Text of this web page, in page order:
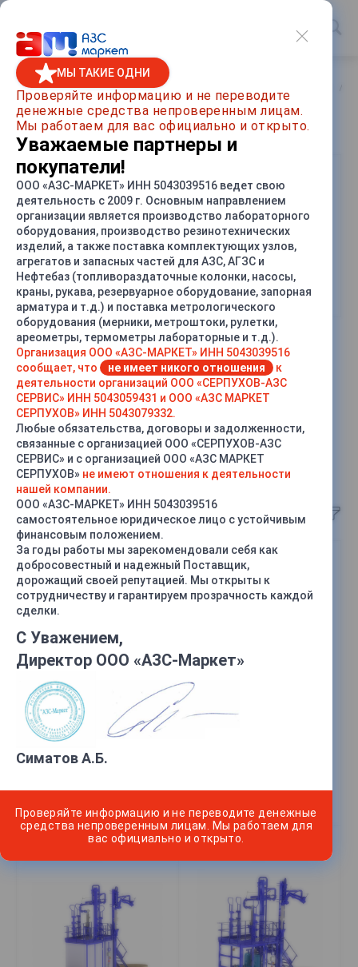
Главная / Каталог товаров
С обогревом
Автоматизированный
топливо-наливной
комплекс. Верхний налив на
две стороны(2)
Автоматизированный
топливо-наливной
комплекс. Верхний налив на
одну сторону
Автоматизированный
топливо-наливной
комплекс. Несколько
площадок
Сортировка
Эстакада налива а/м
- узел учета в боксе
(Одна площадка)
ЗАКАЗАТЬ ЗАКАЗАТЬ
МЫ ТАКИЕ ОДНИ
Проверяйте информацию и не переводите
денежные средства непроверенным лицам.
Мы работаем для вас официально и открыто.
Уважаемые партнеры и
покупатели!
ООО «АЗС-МАРКЕТ» ИНН 5043039516 ведет свою
деятельность с 2009 г. Основным направлением
организации является производство лабораторного
оборудования, производство резинотехнических
изделий, а также поставка комплектующих узлов,
агрегатов и запасных частей для АЗС, АГЗС и
Нефтебаз (топливораздаточные колонки, насосы,
краны, рукава, резервуарное оборудование, запорная
арматура и т.д.) и поставка метрологического
оборудования (мерники, метроштоки, рулетки,
ареометры, термометры лабораторные и т.д.).
Организация ООО «АЗС-МАРКЕТ» ИНН 5043039516
сообщает, что
не имеет никого отношения
к
деятельности организаций ООО «СЕРПУХОВ-АЗС
СЕРВИС» ИНН 5043059431 и ООО «АЗС МАРКЕТ
СЕРПУХОВ» ИНН 5043079332.
Любые обязательства, договоры и задолженности,
связанные с организацией ООО «СЕРПУХОВ-АЗС
СЕРВИС» и с организацией ООО «АЗС МАРКЕТ
СЕРПУХОВ» не имеют отношения к деятельности
нашей компании.
ООО «АЗС-МАРКЕТ» ИНН 5043039516
самостоятельное юридическое лицо с устойчивым
финансовым положением.
За годы работы мы зарекомендовали себя как
добросовестный и надежный Поставщик,
дорожащий своей репутацией. Мы открыты к
сотрудничеству и гарантируем прозрачность каждой
сделки.
С Уважением,
Директор ООО «АЗС-Маркет»
Симатов А.Б.
Проверяйте информацию и не переводите денежные
средства непроверенным лицам. Мы работаем для
вас официально и открыто.